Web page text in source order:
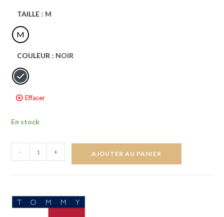
TAILLE : M
M
COULEUR : NOIR
Effacer
En stock
- + AJOUTER AU PANIER